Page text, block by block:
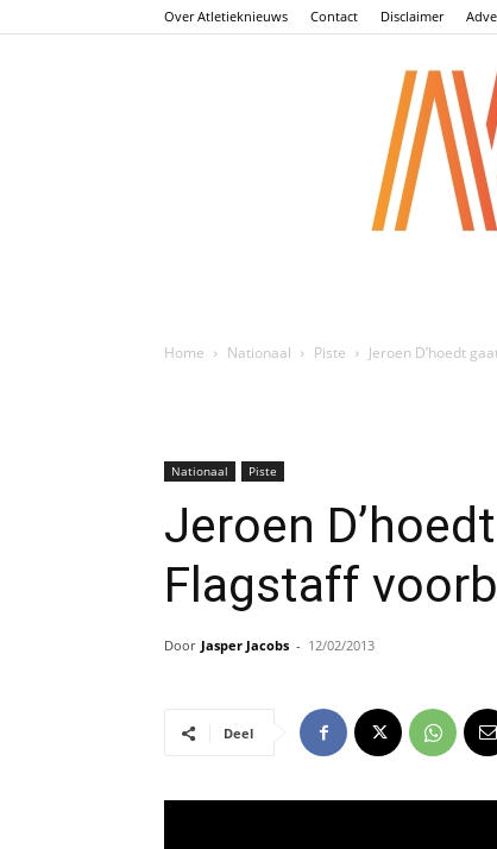
Over Atletieknieuws Contact Disclaimer
Home Nationaal Piste Jeroen D’hoedt
Nationaal Piste
Jeroen
Flagstaff
Door Jasper Jacobs - 12/02/2013
Deel